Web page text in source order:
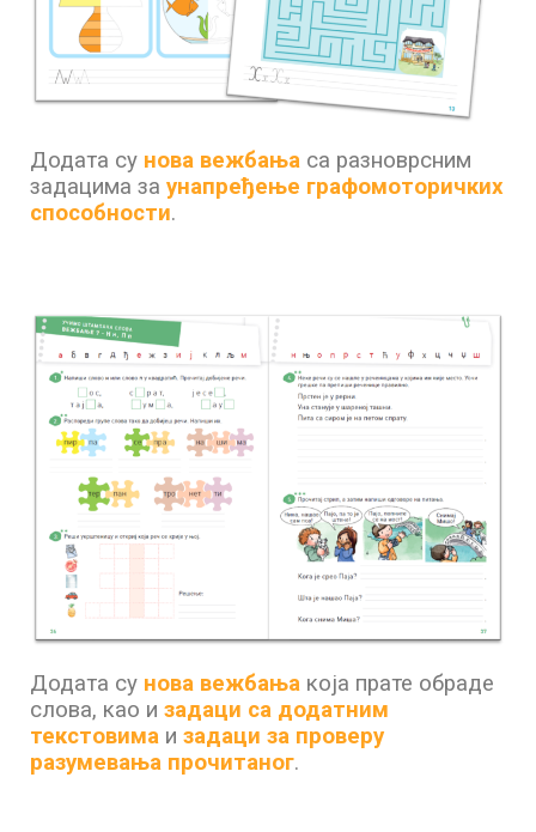
Додата су нова вежбања са разноврсним
задацима за унапређење графомоторичких
способности.
Додата су нова вежбања која прате обраде
слова, као и задаци са додатним
текстовима и задаци за проверу
разумевања прочитаног.